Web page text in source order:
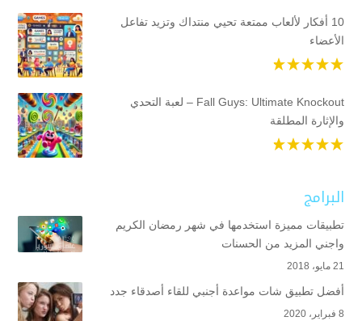
10 أفكار لألعاب ممتعة تحيي منتداك وتزيد تفاعل
الأعضاء
Fall Guys: Ultimate Knockout – لعبة التحدي
والإثارة المطلقة
البرامج
تطبيقات مميزة استخدمها في شهر رمضان الكريم
واجني المزيد من الحسنات
21 مايو، 2018
أفضل تطبيق شات مواعدة أجنبي للقاء أصدقاء جدد
8 فبراير، 2020